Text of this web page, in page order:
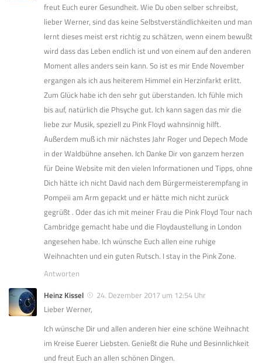
freut Euch eurer Gesundheit. Wie Du oben selber schreibst,
lieber Werner, sind das keine Selbstverständlichkeiten und man
lernt dieses meist erst richtig zu schätzen, wenn einem bewußt
wird dass das Leben endlich ist und von einem auf den anderen
Moment alles anders sein kann. So ist es mir Ende November
ergangen als ich aus heiterem Himmel ein Herzinfarkt erlitt.
Zum Glück habe ich den sehr gut überstanden. Ich fühle mich
bis auf, natürlich die Phsyche gut. Ich kann sagen das mir die
liebe zur Musik, speziell zu Pink Floyd wahnsinnig hilft.
Außerdem muß ich mir nächstes Jahr Roger und Depech Mode
in der Waldbühne ansehen. Ich Danke Dir von ganzem herzen
für Deine Website mit den vielen Informationen und Tipps, ohne
Dich hätte ich nicht David nach dem Bürgermeisterempfang in
Pompeii am Arm gepackt und er hätte mich nicht zurück
gegrüßt . Oder das ich mit meiner Frau die Pink Floyd Tour nach
Cambridge gemacht habe und die Floydaustellung in London
angesehen habe. Ich wünsche Euch allen eine ruhige
Weihnachten und ein guten Rutsch. I stay in the Pink Zone.
Antworten
Heinz Kissel
24. Dezember 2017 um 12:54 Uhr
Lieber Werner,
Ich wünsche Dir und allen anderen hier eine schöne Weihnacht
im Kreise Euerer Liebsten. Genießt die Ruhe und Besinnlichkeit
und freut Euch an allen schönen Dingen.